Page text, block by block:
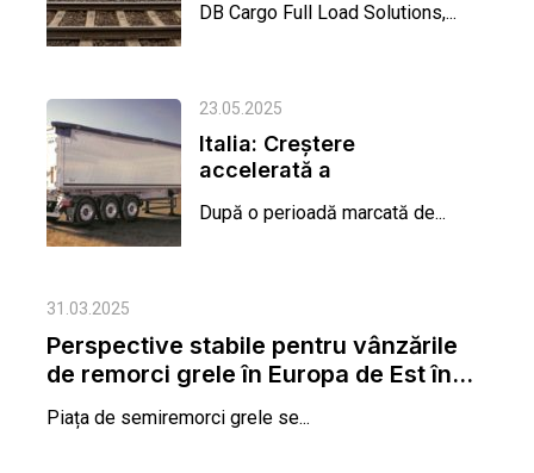
semiremorci pentru...
DB Cargo Full Load Solutions,...
23.05.2025
Italia: Creștere
accelerată a
remorci, dar industria...
După o perioadă marcată de...
31.03.2025
Perspective stabile pentru vânzările
de remorci grele în Europa de Est în...
Piața de semiremorci grele se...